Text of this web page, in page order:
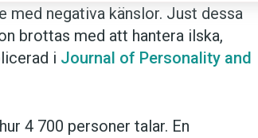
med negativa känslor. Just dessa
brottas med att hantera ilska,
i Journal of Personality and
4 700 personer talar. En